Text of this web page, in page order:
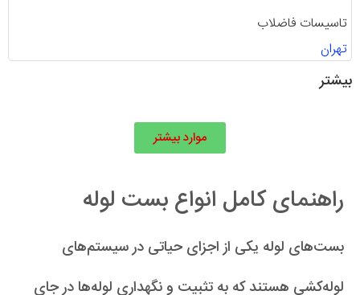
تاسیسات فاضلاب
تهران
بیشتر
موارد بیشتر
راهنمای کامل انواع بست لوله
بست‌های لوله یکی از اجزای حیاتی در سیستم‌های
لوله‌کشی هستند که به تثبیت و نگهداری لوله‌ها در جای